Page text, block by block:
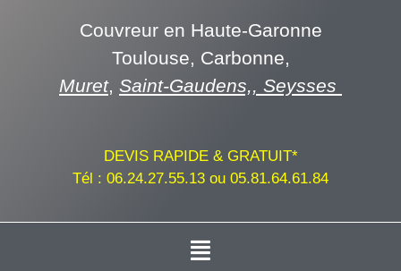
Couvreur en Haute-Garonne
Toulouse, Carbonne,
Muret, Saint-Gaudens,, Seysses
DEVIS RAPIDE & GRATUIT*
Tél : 06.24.27.55.13 ou 05.81.64.61.84